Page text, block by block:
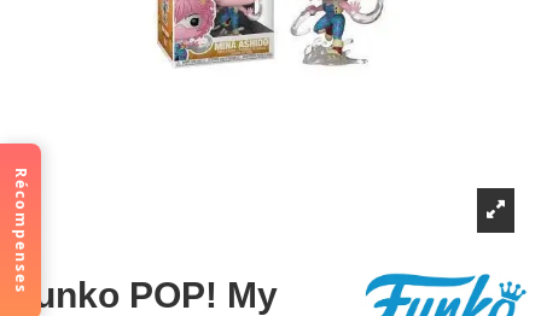
Funko POP! My
Récompenses